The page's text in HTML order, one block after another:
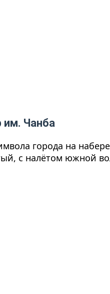
им. Чанба
города на
с налётом южной